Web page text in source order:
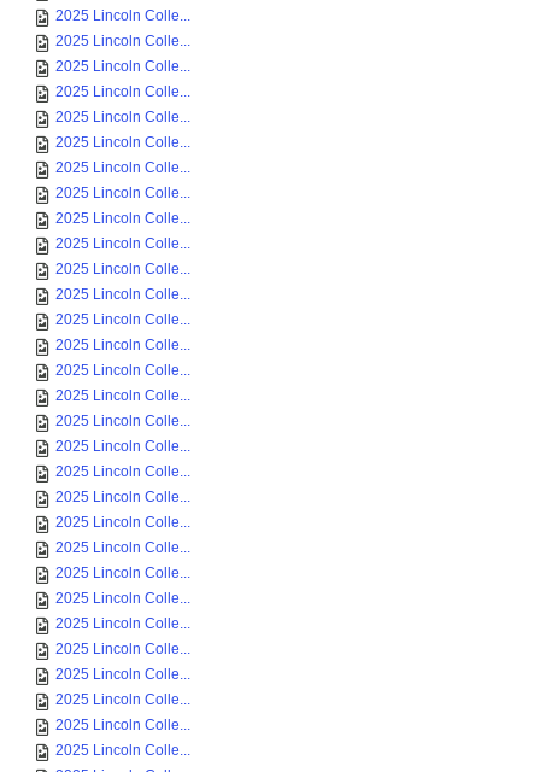
2025 Lincoln Colle...
2025 Lincoln Colle...
2025 Lincoln Colle...
2025 Lincoln Colle...
2025 Lincoln Colle...
2025 Lincoln Colle...
2025 Lincoln Colle...
2025 Lincoln Colle...
2025 Lincoln Colle...
2025 Lincoln Colle...
2025 Lincoln Colle...
2025 Lincoln Colle...
2025 Lincoln Colle...
2025 Lincoln Colle...
2025 Lincoln Colle...
2025 Lincoln Colle...
2025 Lincoln Colle...
2025 Lincoln Colle...
2025 Lincoln Colle...
2025 Lincoln Colle...
2025 Lincoln Colle...
2025 Lincoln Colle...
2025 Lincoln Colle...
2025 Lincoln Colle...
2025 Lincoln Colle...
2025 Lincoln Colle...
2025 Lincoln Colle...
2025 Lincoln Colle...
2025 Lincoln Colle...
2025 Lincoln Colle...